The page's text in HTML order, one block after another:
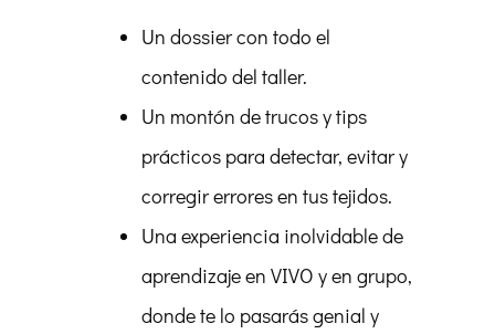
Un dossier con todo el
contenido del taller.
Un montón de trucos y tips
prácticos para detectar, evitar y
corregir errores en tus tejidos.
Una experiencia inolvidable de
aprendizaje en VIVO y en grupo,
donde te lo pasarás genial y